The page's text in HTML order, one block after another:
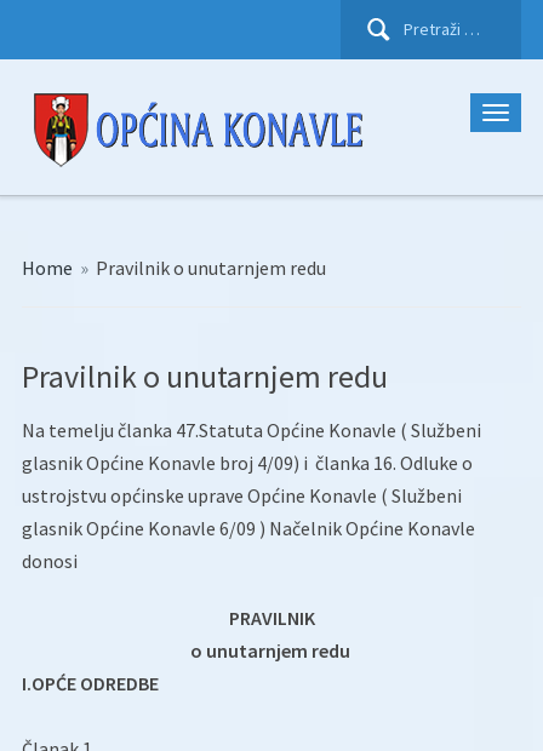
Pretraži:
Home » Pravilnik o unutarnjem redu
Pravilnik o unutarnjem redu
Na temelju članka 47.Statuta Općine Konavle ( Službeni
glasnik Općine Konavle broj 4/09) i članka 16. Odluke o
ustrojstvu općinske uprave Općine Konavle ( Službeni
glasnik Općine Konavle 6/09 ) Načelnik Općine Konavle
donosi
PRAVILNIK
o unutarnjem redu
I.OPĆE ODREDBE